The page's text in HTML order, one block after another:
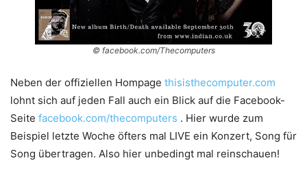
© facebook.com/Thecomputers
Neben der offiziellen Hompage thisisthecomputer.com
lohnt sich auf jeden Fall auch ein Blick auf die Facebook-
Seite facebook.com/thecomputers . Hier wurde zum
Beispiel letzte Woche öfters mal LIVE ein Konzert, Song für
Song übertragen. Also hier unbedingt mal reinschauen!